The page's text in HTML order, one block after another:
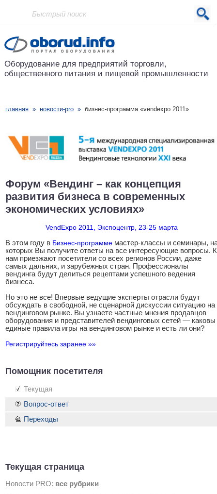
Проект основан в 2001 году
Оборудование для предприятий торговли,
общественного питания и пищевой промышленности
главная » новости-pro » бизнес-программа «vendexpo 2011»
Форум «Вендинг – как концепция
развития бизнеса в современных
экономических условиях»
VendExpo 2011, Экспоцентр, 23-25 марта
В этом году в Бизнес-программе мастер-классы и семинары,
которых Вы получите ответы на все интересующие вопросы. К
нам приезжают посетители со всех регионов России, даже
самых дальних, и зарубежных стран. Профессионалы
вендинга будут делиться рецептами успешного ведения
бизнеса.
Но это не все! Впервые ведущие эксперты отрасли будут
обсуждать в свободной, не сценарной дискуссии ситуацию на
вендинговом рынке. Вы узнаете частные мнения продавцов
оборудования и представителей вендинговых сетей — каковы
единые правила игры на вендинговом рынке и есть ли они?
Регистрируйтесь заранее »»
Помощник посетителя
Текущая
Текущая страница
Новости PRO: все рубрики
Вопрос-ответ
Переходы